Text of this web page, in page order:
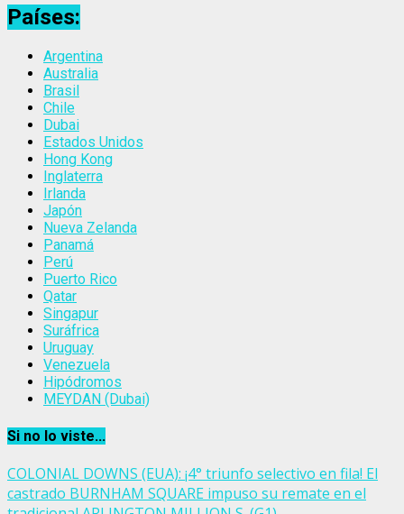
Países:
Argentina
Australia
Brasil
Chile
Dubai
Estados Unidos
Hong Kong
Inglaterra
Irlanda
Japón
Nueva Zelanda
Panamá
Perú
Puerto Rico
Qatar
Singapur
Suráfrica
Uruguay
Venezuela
Hipódromos
MEYDAN (Dubai)
Si no lo viste...
COLONIAL DOWNS (EUA): ¡4° triunfo selectivo en fila! El
castrado BURNHAM SQUARE impuso su remate en el